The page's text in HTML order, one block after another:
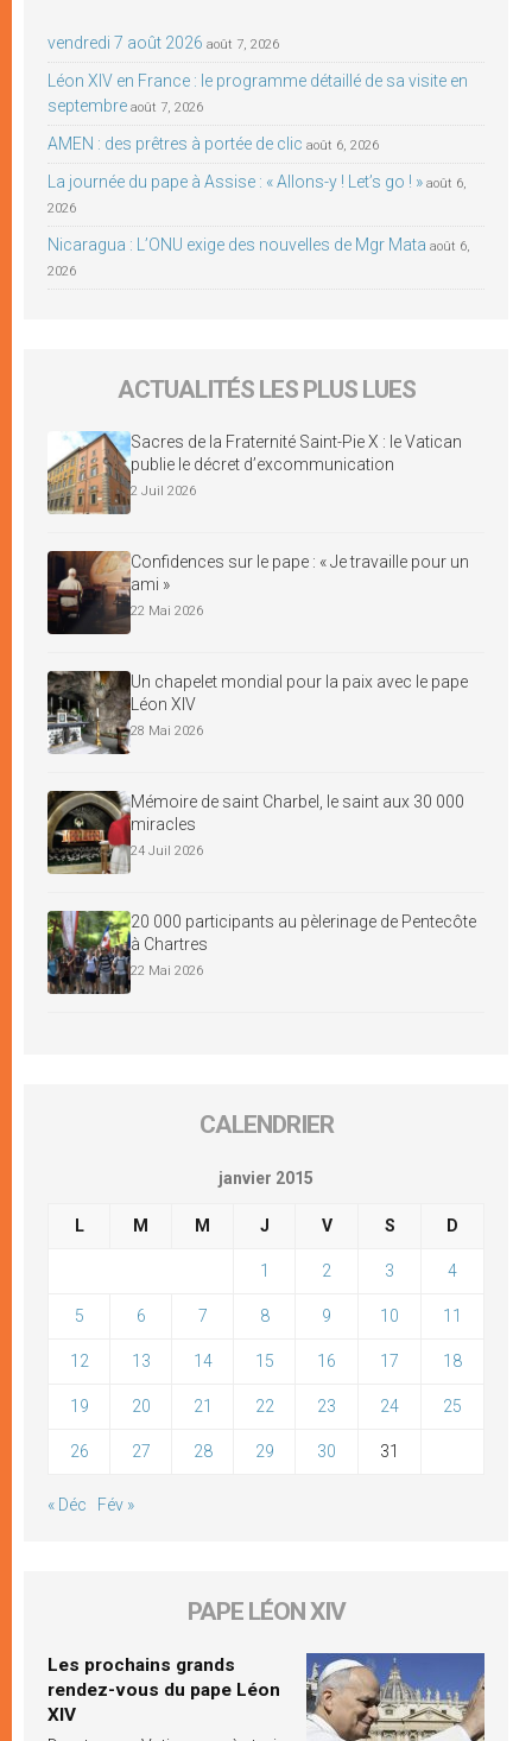
vendredi 7 août 2026 août 7, 2026
Léon XIV en France : le programme détaillé de sa visite en
septembre août 7, 2026
AMEN : des prêtres à portée de clic août 6, 2026
La journée du pape à Assise : « Allons-y ! Let’s go ! » août 6,
2026
Nicaragua : L’ONU exige des nouvelles de Mgr Mata août 6,
2026
ACTUALITÉS LES PLUS LUES
Sacres de la Fraternité Saint-Pie X : le Vatican
publie le décret d’excommunication
2 Juil 2026
Confidences sur le pape : « Je travaille pour un
ami »
22 Mai 2026
Un chapelet mondial pour la paix avec le pape
Léon XIV
28 Mai 2026
Mémoire de saint Charbel, le saint aux 30 000
miracles
24 Juil 2026
20 000 participants au pèlerinage de Pentecôte
à Chartres
22 Mai 2026
CALENDRIER
janvier 2015
L M M J V S D
1 2 3 4
5 6 7 8 9 10 11
12 13 14 15 16 17 18
19 20 21 22 23 24 25
26 27 28 29 30 31
« Déc Fév »
PAPE LÉON XIV
Les prochains grands
rendez-vous du pape Léon
XIV